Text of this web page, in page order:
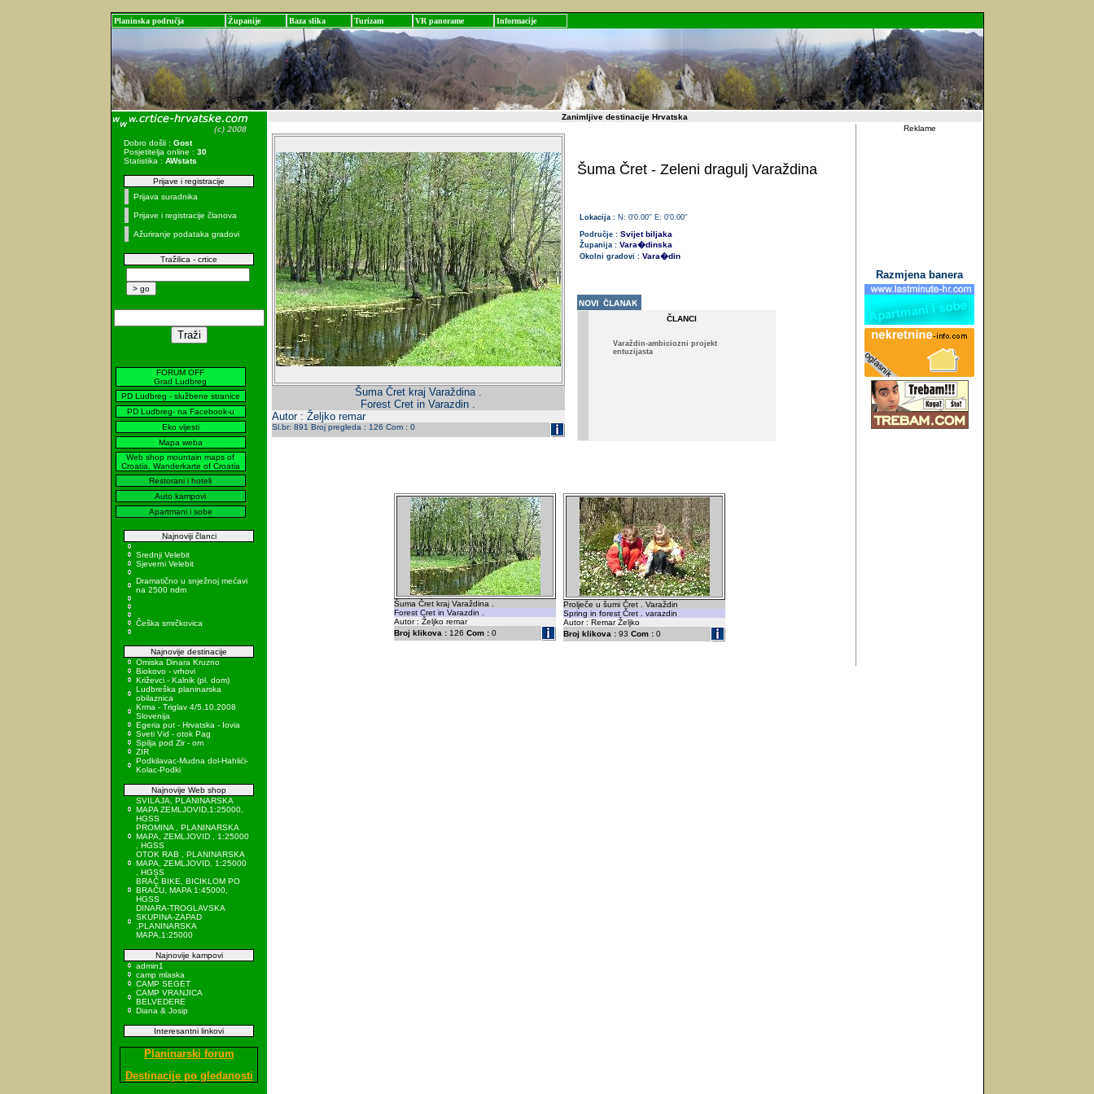
Planinska područja Županije Baza slika Turizam VR panorame Informacije
Dobro došli : Gost
Posjetitelja online : 30
Statistika : AWstats
Prijave i registracije
Prijava suradnika
Prijave i registracije članova
Ažuriranje podataka gradovi
Tražilica - crtice
FORUM OFF
Grad Ludbreg
PD Ludbreg - službene stranice
PD Ludbreg- na Facebook-u
Eko vijesti
Mapa weba
Web shop mountain maps of
Croatia, Wanderkarte of Croatia
Restorani i hoteli
Auto kampovi
Apartmani i sobe
Najnoviji članci
Srednji Velebit
Sjeverni Velebit
Dramatično u snježnoj mećavi
na 2500 ndm
Češka smrčkovica
Najnovije destinacije
Omiska Dinara Kruzno
Biokovo - vrhovi
Križevci - Kalnik (pl. dom)
Ludbreška planinarska
obilaznica
Krma - Triglav 4/5.10.2008
Slovenija
Egeria put - Hrvatska - Iovia
Sveti Vid - otok Pag
Spilja pod Zir - om
ZIR
Podkilavac-Mudna dol-Hahlići-
Kolac-Podki
Najnovije Web shop
SVILAJA, PLANINARSKA
MAPA ZEMLJOVID,1:25000,
HGSS
PROMINA , PLANINARSKA
MAPA, ZEMLJOVID , 1:25000
, HGSS
OTOK RAB , PLANINARSKA
MAPA, ZEMLJOVID, 1:25000
, HGSS
BRAČ BIKE, BICIKLOM PO
BRAČU, MAPA 1:45000,
HGSS
DINARA-TROGLAVSKA
SKUPINA-ZAPAD
,PLANINARSKA
MAPA,1:25000
Najnovije kampovi
admin1
camp mlaska
CAMP SEGET
CAMP VRANJICA
BELVEDERE
Diana & Josip
Interesantni linkovi
Planinarski forum
Destinacije po gledanosti
Zanimljive destinacije Hrvatska
Šuma Čret kraj Varaždina .
Forest Cret in Varazdin .
Autor : Željko remar
Sl.br: 891 Broj pregleda : 126 Com : 0
Šuma Čret - Zeleni dragulj Varaždina
Lokacija : N: 0'0.00'' E: 0'0.00''
Područje : Svijet biljaka
Županija : Vara�dinska
Okolni gradovi : Vara�din
ČLANCI
Varaždin-ambiciozni projekt
entuzijasta
Šuma Čret kraj Varaždina .
Forest Cret in Varazdin .
Autor : Željko remar
Broj klikova : 126 Com : 0
Prolječe u šumi Čret . Varaždin
Spring in forest Čret . varazdin
Autor : Remar Željko
Broj klikova : 93 Com : 0
Reklame
Razmjena banera